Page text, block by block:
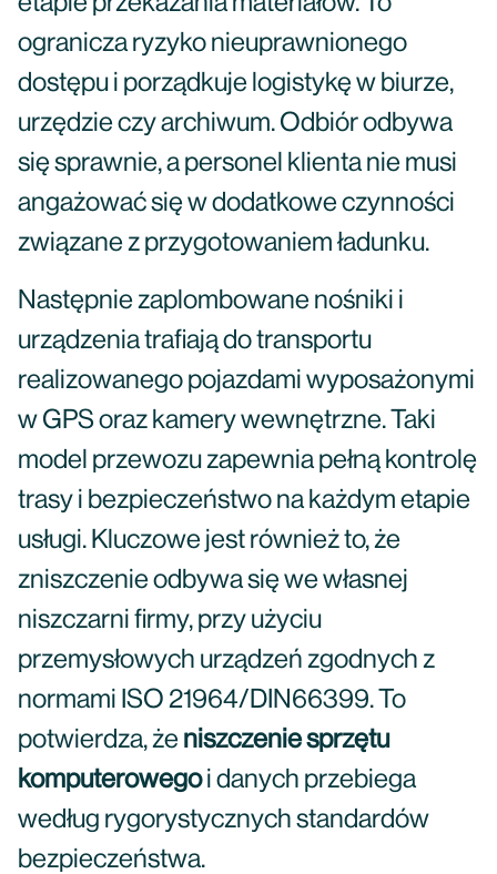
ogranicza ryzyko nieuprawnionego
dostępu i porządkuje logistykę w biurze,
urzędzie czy archiwum. Odbiór odbywa
się sprawnie, a personel klienta nie musi
angażować się w dodatkowe czynności
związane z przygotowaniem ładunku.
Następnie zaplombowane nośniki i
urządzenia trafiają do transportu
realizowanego pojazdami wyposażonymi
w GPS oraz kamery wewnętrzne. Taki
model przewozu zapewnia pełną kontrolę
trasy i bezpieczeństwo na każdym etapie
usługi. Kluczowe jest również to, że
zniszczenie odbywa się we własnej
niszczarni firmy, przy użyciu
przemysłowych urządzeń zgodnych z
normami ISO 21964/DIN66399. To
potwierdza, że niszczenie sprzętu
komputerowegoi danych przebiega
według rygorystycznych standardów
bezpieczeństwa.